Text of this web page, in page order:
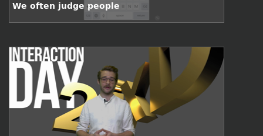
We often judge people